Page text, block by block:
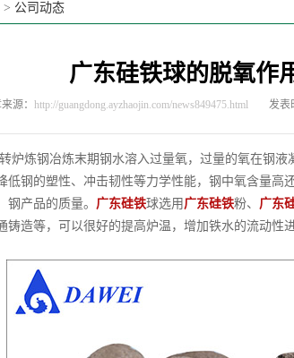
> 公司动态
广东硅铁球的脱氧作
源： http://guangdong.ayzhaojin.com/news849475.html 发表
炉炼钢冶炼末期钢水溶入过量氧，过量的氧在钢
低钢的塑性、冲击韧性等力学性能，钢中氧含量高
钢产品的质量。 广东硅铁球选用 广东硅铁粉、 广东
铸造等，可以很好的提高炉温，增加铁水的流动性